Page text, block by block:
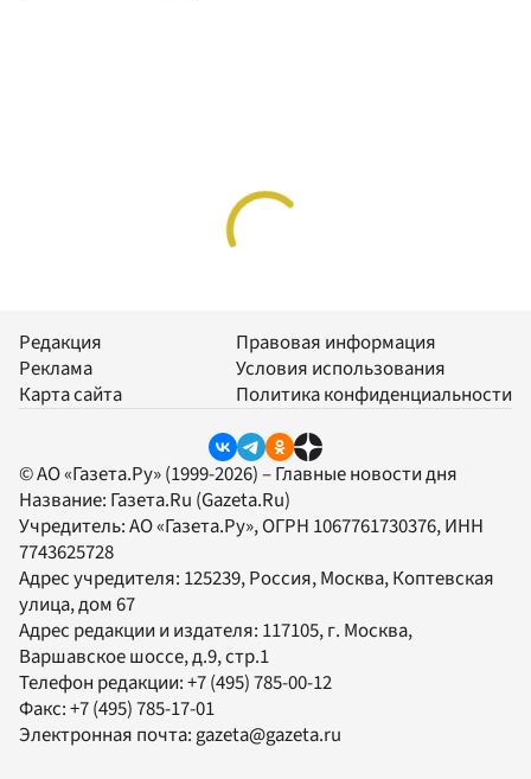
Редакция
Реклама
Карта сайта
Правовая информация
Условия использования
Политика конфиденциальности
© АО «Газета.Ру» (1999-2026) – Главные новости дня
Название: Газета.Ru (Gazeta.Ru)
Учредитель:АО «Газета.Ру», ОГРН 1067761730376, ИНН
7743625728
Адрес учредителя: 125239, Россия, Москва, Коптевская
улица, дом 67
Адрес редакции и издателя: 117105, г. Москва,
Варшавское шоссе, д.9, стр.1
Телефон редакции:+7 (495) 785-00-12
Факс:+7 (495) 785-17-01
Электронная почта: gazeta@gazeta.ru